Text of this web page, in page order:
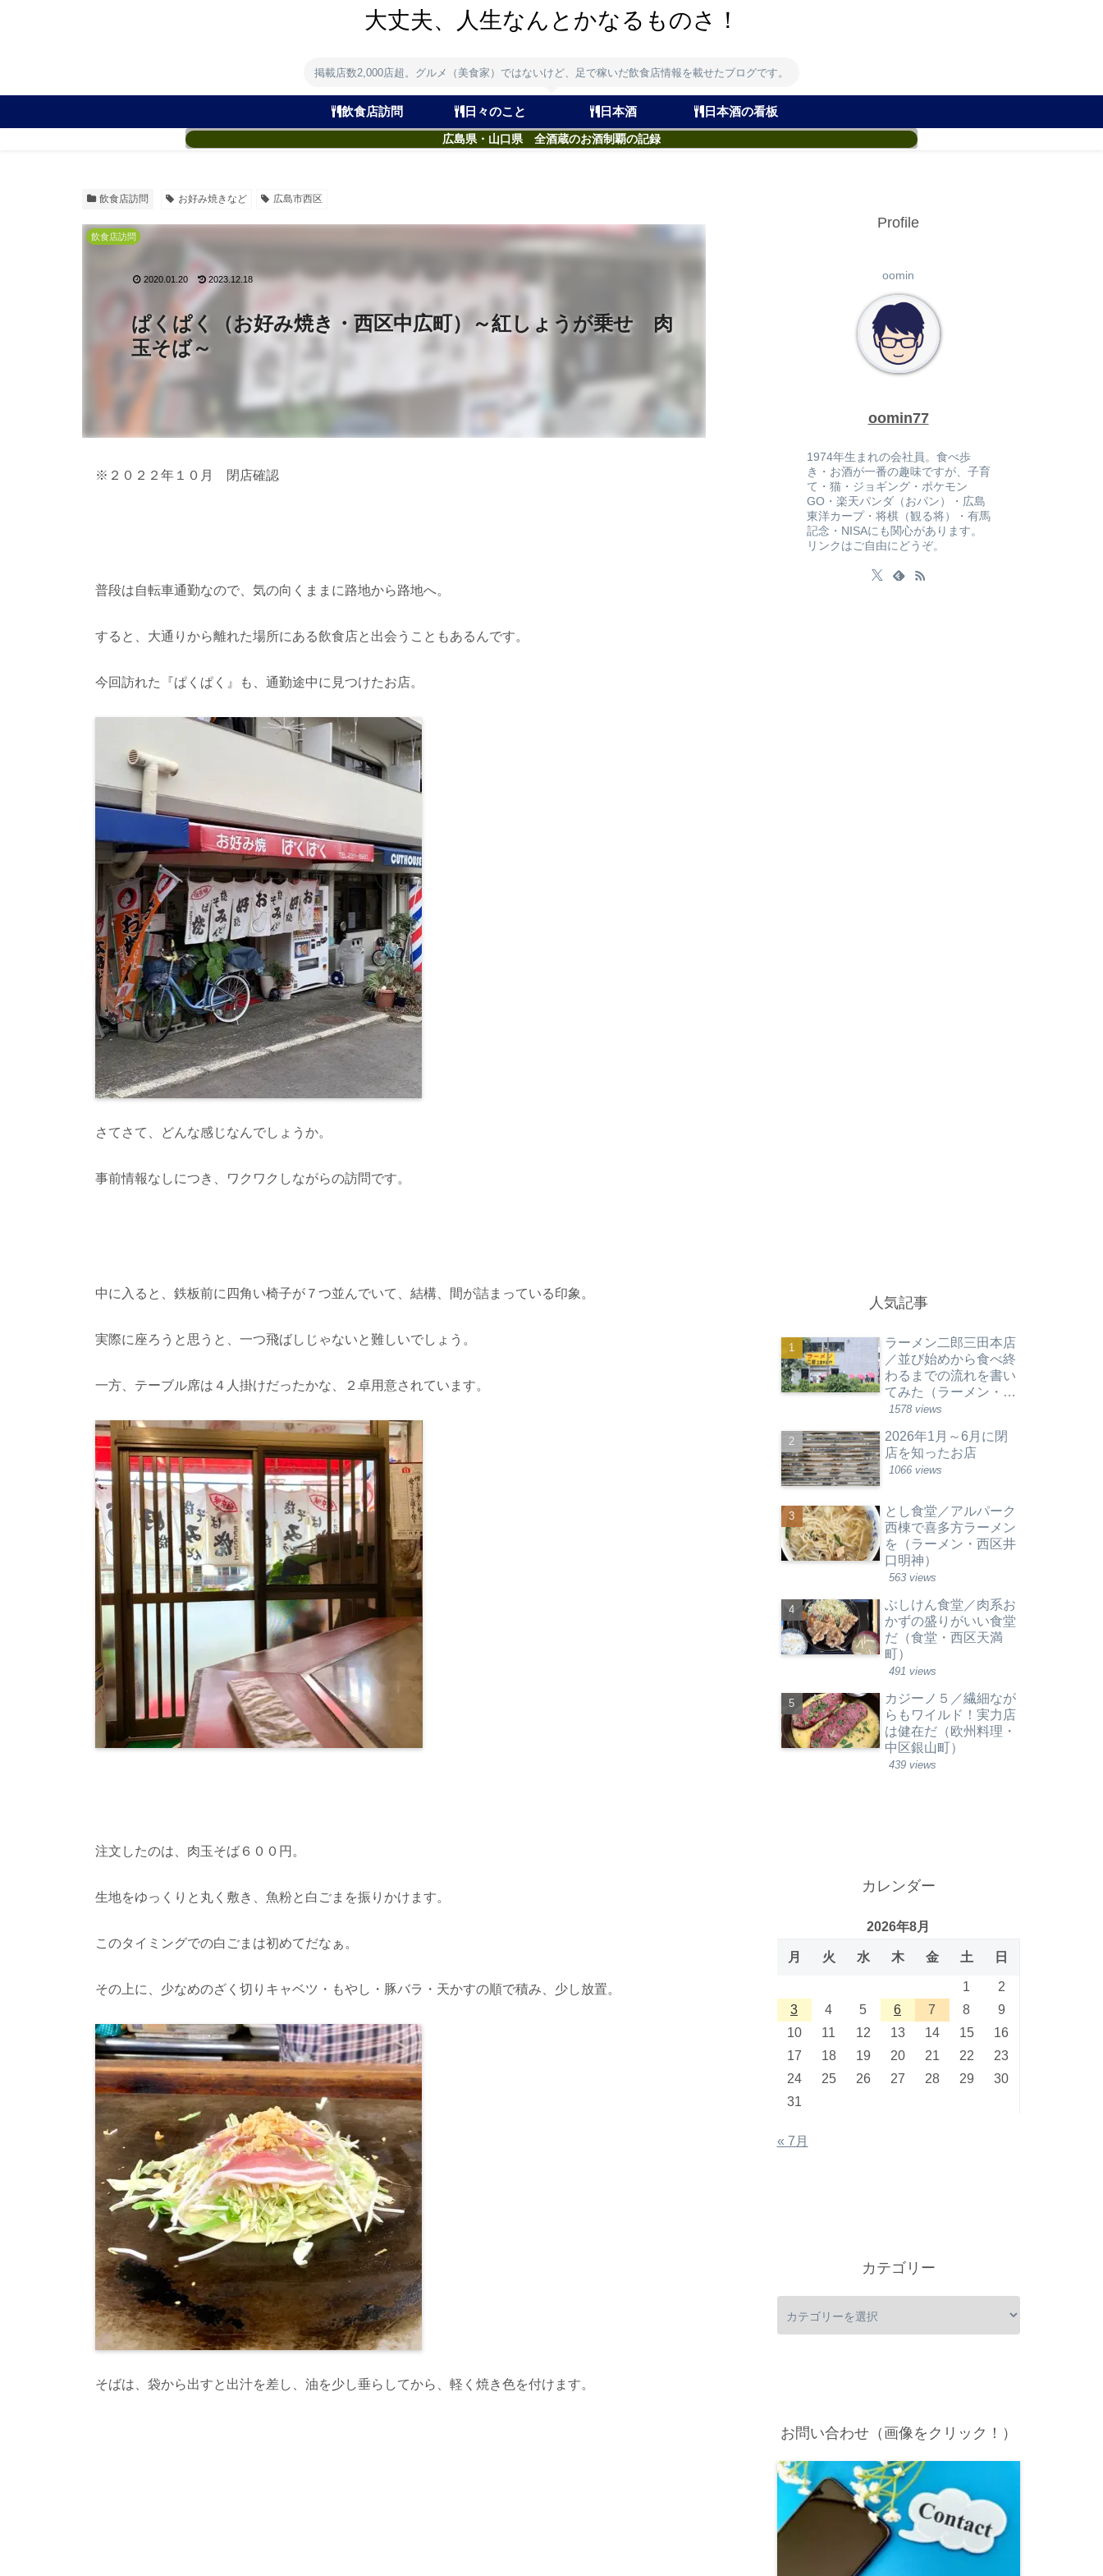
大丈夫、人生なんとかなるものさ！
掲載店数2,000店超。グルメ（美食家）ではないけど、足で稼いだ飲食店情報を載せたブログです。
飲食店訪問 日々のこと 日本酒 日本酒の看板
広島県・山口県 全酒蔵のお酒制覇の記録
飲食店訪問 お好み焼きなど 広島市西区
ぱくぱく（お好み焼き・西区中広町）～紅しょうが乗せ 肉
玉そば～
飲食店訪問
2020.01.20 2023.12.18
※２０２２年１０月 閉店確認
普段は自転車通勤なので、気の向くままに路地から路地へ。
すると、大通りから離れた場所にある飲食店と出会うこともあるんです。
今回訪れた『ぱくぱく』も、通勤途中に見つけたお店。
さてさて、どんな感じなんでしょうか。
事前情報なしにつき、ワクワクしながらの訪問です。
中に入ると、鉄板前に四角い椅子が７つ並んでいて、結構、間が詰まっている印象。
実際に座ろうと思うと、一つ飛ばしじゃないと難しいでしょう。
一方、テーブル席は４人掛けだったかな、２卓用意されています。
注文したのは、肉玉そば６００円。
生地をゆっくりと丸く敷き、魚粉と白ごまを振りかけます。
このタイミングでの白ごまは初めてだなぁ。
その上に、少なめのざく切りキャベツ・もやし・豚バラ・天かすの順で積み、少し放置。
そばは、袋から出すと出汁を差し、油を少し垂らしてから、軽く焼き色を付けます。
Profile
oomin
oomin77
1974年生まれの会社員。食べ歩
き・お酒が一番の趣味ですが、子育
て・猫・ジョギング・ポケモン
GO・楽天パンダ（おパン）・広島
東洋カープ・将棋（観る将）・有馬
記念・NISAにも関心があります。
リンクはご自由にどうぞ。
人気記事
ラーメン二郎三田本店
／並び始めから食べ終
わるまでの流れを書い
てみた（ラーメン・東
京都港区）
1578 views
2026年1月～6月に閉
店を知ったお店
1066 views
とし食堂／アルパーク
西棟で喜多方ラーメン
を（ラーメン・西区井
口明神）
563 views
ぶしけん食堂／肉系お
かずの盛りがいい食堂
だ（食堂・西区天満
町）
491 views
カジーノ５／繊細なが
らもワイルド！実力店
は健在だ（欧州料理・
中区銀山町）
439 views
カレンダー
2026年8月
月 火 水 木 金 土 日
1
2
3
4 5 6 7 8
9
10
11 12 13 14 15
16
17
18 19 20 21 22
23
24
25 26 27 28 29
30
31
« 7月
カテゴリー
お問い合わせ（画像をクリック！）